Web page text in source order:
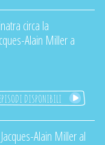
circa la
Alain Miller a
EPISODI DISPONIBILI
Alain Miller al